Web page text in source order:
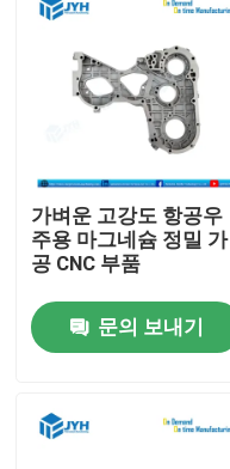
가벼운 고강도 항공우
주용 마그네슘 정밀 가
공 CNC 부품
문의 보내기